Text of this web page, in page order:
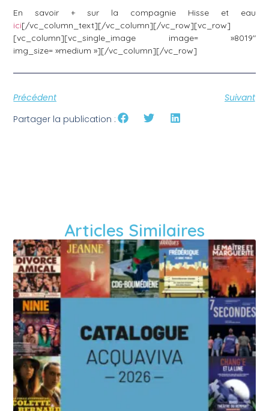
En savoir + sur la compagnie Hisse et eau
ici[/vc_column_text][/vc_column][/vc_row][vc_row]
[vc_column][vc_single_image image= »8019″
img_size= »medium »][/vc_column][/vc_row]
Précédent
Suivant
Partager la publication :
Articles Similaires